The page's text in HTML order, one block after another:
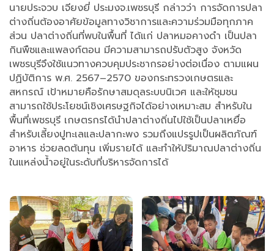
นายประจวบ เจียงยี่ ประมงจ.เพชรบุรี กล่าวว่า การจัดการปลา
ต่างถิ่นต้องอาศัยข้อมูลทางวิชาการและความร่วมมือทุกภาค
ส่วน ปลาต่างถิ่นที่พบในพื้นที่ ได้แก่ ปลาหมอคางดำ เป็นปลา
กินพืชและแพลงก์ตอน มีความสามารถปรับตัวสูง จังหวัด
เพชรบุรีจึงใช้แนวทางควบคุมประชากรอย่างต่อเนื่อง ตามแผน
ปฏิบัติการ พ.ศ. 2567–2570 ของกระทรวงเกษตรและ
สหกรณ์ เป้าหมายคือรักษาสมดุลระบบนิเวศ และให้ชุมชน
สามารถใช้ประโยชน์เชิงเศรษฐกิจได้อย่างเหมาะสม สำหรับใน
พื้นที่เพชรบุรี เกษตรกรได้นำปลาต่างถิ่นไปใช้เป็นปลาเหยื่อ
สำหรับเลี้ยงปูทะเลและปลากะพง รวมถึงแปรรูปเป็นผลิตภัณฑ์
อาหาร ช่วยลดต้นทุน เพิ่มรายได้ และทำให้ปริมาณปลาต่างถิ่น
ในแหล่งน้ำอยู่ในระดับที่บริหารจัดการได้